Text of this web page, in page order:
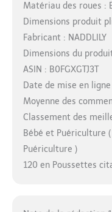
Matériau des roues :
Dimensions produit
Fabricant : NADDLILY
Dimensions du
ASIN : B0FGXGTJ3T
Date de mise en
Moyenne des
Classement des
Bébé et Puériculture
Puériculture )
120 en Poussettes